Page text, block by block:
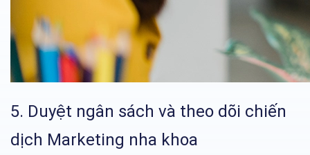
5. Duyệt ngân sách và theo dõi chiến
dịch Marketing nha khoa